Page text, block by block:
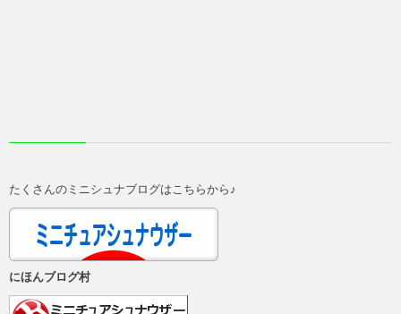
たくさんのミニシュナブログはこちらから♪
にほんブログ村